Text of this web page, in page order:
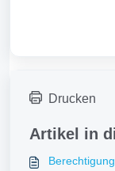
Drucken
Artikel in